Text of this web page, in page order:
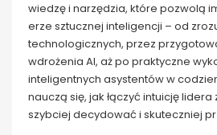
wiedzę i narzędzia, które pozwolą
erze sztucznej inteligencji – od
technologicznych, przez
wdrożenia AI, aż po praktyczne
inteligentnych asystentów w
nauczą się, jak łączyć intuicję lidera
szybciej decydować i skuteczniej